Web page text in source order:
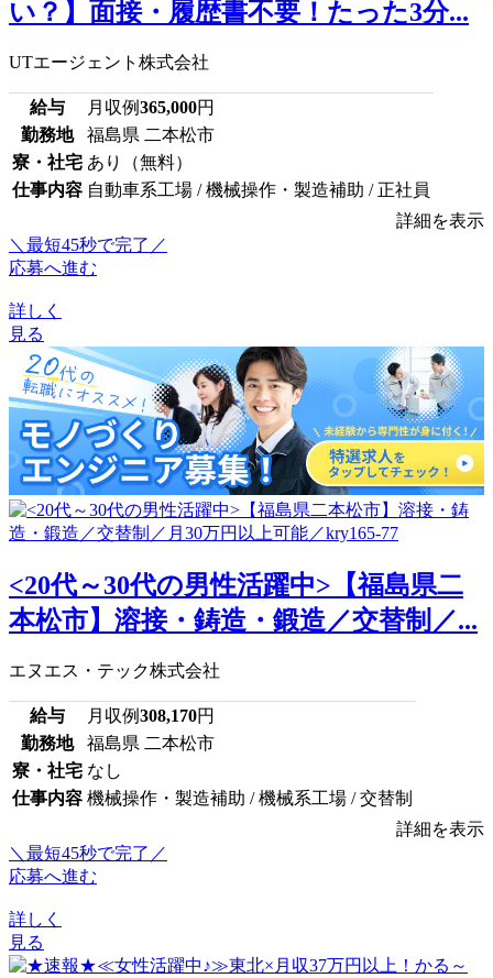
い？】面接・履歴書不要！たった3分...
UTエージェント株式会社
給与 月収例365,000円
勤務地
福島県 二本松市
寮・社宅 あり（無料）
仕事内容 自動車系工場 / 機械操作・製造補助 / 正社員
詳細を表示
＼最短45秒で完了／
応募へ進む
詳しく
見る
<20代～30代の男性活躍中>【福島県二
本松市】溶接・鋳造・鍛造／交替制／...
エヌエス・テック株式会社
給与 月収例308,170円
勤務地
福島県 二本松市
寮・社宅 なし
仕事内容 機械操作・製造補助 / 機械系工場 / 交替制
詳細を表示
＼最短45秒で完了／
応募へ進む
詳しく
見る